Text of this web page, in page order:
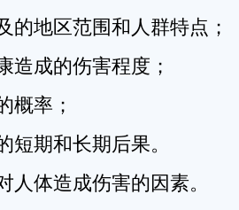
的地区范围和人群特点；
造成的伤害程度；
概率；
短期和长期后果。
人体造成伤害的因素。